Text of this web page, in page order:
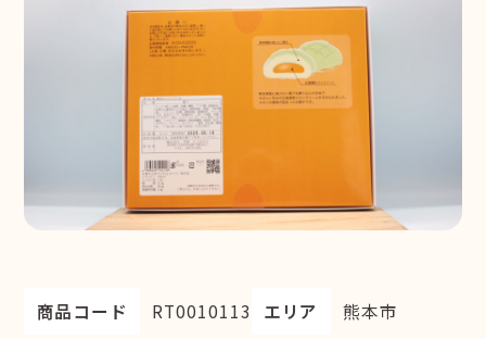
商品コード RT0010113 エリア 熊本市